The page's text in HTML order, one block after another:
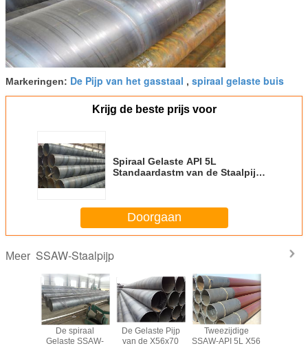
Markeringen: De Pijp van het gasstaal , spiraal gelaste buis
Krijg de beste prijs voor
Spiraal Gelaste API 5L
Standaardastm van de Staalpijp
Doorgaan
Meer SSAW-Staalpijp
De spiraal
Gelaste SSAW-
De Gelaste Pijp
van de X56x70
Tweezijdige
SSAW-API 5L X56